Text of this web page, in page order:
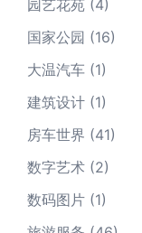
园艺花苑 (4)
国家公园 (16)
大温汽车 (1)
建筑设计 (1)
房车世界 (41)
数字艺术 (2)
数码图片 (1)